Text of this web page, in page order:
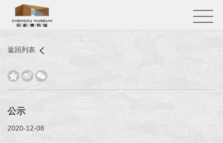
返回列表
  
公示
2020-12-08